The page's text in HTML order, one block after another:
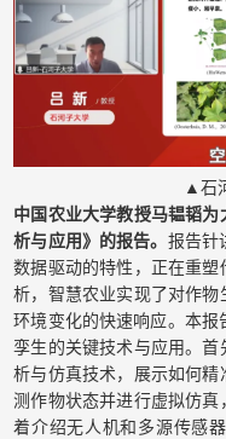
▲石
中国农业大学教授马韫韬
析与应用》的报告。 报告针
数据驱动的特性，正在重
析，智慧农业实现了对作
环境变化的快速响应。本
孪生的关键技术与应用。
析与仿真技术，展示如何
测作物状态并进行虚拟仿
着介绍无人机和多源传感